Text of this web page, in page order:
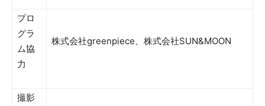
プロ
グラ
ム協
力
株式会社greenpiece、株式会社SUN&MOON
撮影